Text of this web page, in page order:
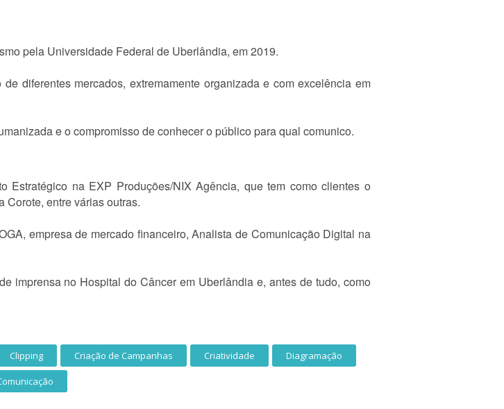
pela Universidade Federal de Uberlândia, em 2019.
diferentes mercados, extremamente organizada e com excelência em
e o compromisso de conhecer o público para qual comunico.
Estratégico na EXP Produções/NIX Agência, que tem como clientes o
Corote, entre várias outras.
empresa de mercado financeiro, Analista de Comunicação Digital na
imprensa no Hospital do Câncer em Uberlândia e, antes de tudo, como
Clipping Criação de Campanhas Criatividade Diagramação